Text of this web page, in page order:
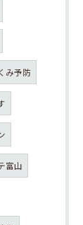
み予防
富山